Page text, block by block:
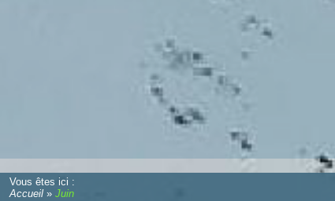
Vous êtes ici :
Accueil»Juin